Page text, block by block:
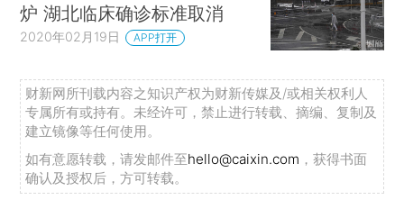
炉 湖北临床确诊标准取消
2020年02月19日 APP打开
财新网所刊载内容之知识产权为财新传媒及/或相关权利人
专属所有或持有。未经许可，禁止进行转载、摘编、复制及
建立镜像等任何使用。
如有意愿转载，请发邮件至hello@caixin.com ，获得书面
确认及授权后，方可转载。